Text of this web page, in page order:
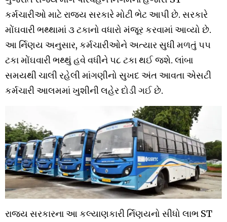
કર્મચારીઓ માટે રાજ્ય સરકારે મોટી ભેટ આપી છે. સરકારે
મોંઘવારી ભથ્થામાં ૩ ટકાનો વધારો મંજૂર કરવામાં આવ્યો છે.
આ ર્નિણય અનુસાર, કર્મચારીઓને અત્યાર સુધી મળતું ૫૫
ટકા મોંઘવારી ભથ્થું હવે વધીને ૫૮ ટકા થઈ જશે. લાંબા
સમયથી ચાલી રહેલી માંગણીનો સુખદ અંત આવતા એસટી
કર્મચારી આલમમાં ખુશીની લહેર દોડી ગઈ છે.
રાજ્ય સરકારના આ કલ્યાણકારી ર્નિણયનો સીધો લાભ ST